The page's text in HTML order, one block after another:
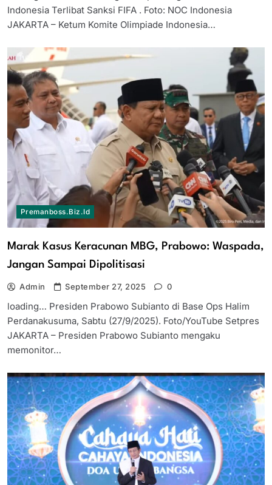
Indonesia Terlibat Sanksi FIFA . Foto: NOC Indonesia
JAKARTA – Ketum Komite Olimpiade Indonesia…
Premanboss.biz.id
Marak Kasus Keracunan MBG, Prabowo: Waspada,
Jangan Sampai Dipolitisasi
Admin September 27, 2025 0
loading… Presiden Prabowo Subianto di Base Ops Halim
Perdanakusuma, Sabtu (27/9/2025). Foto/YouTube Setpres
JAKARTA – Presiden Prabowo Subianto mengaku
memonitor…